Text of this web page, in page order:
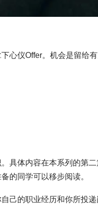
心仪Offer。机会是留给
具体内容在本系列的第二
的同学可以移步阅读。
己的职业经历和你所投递